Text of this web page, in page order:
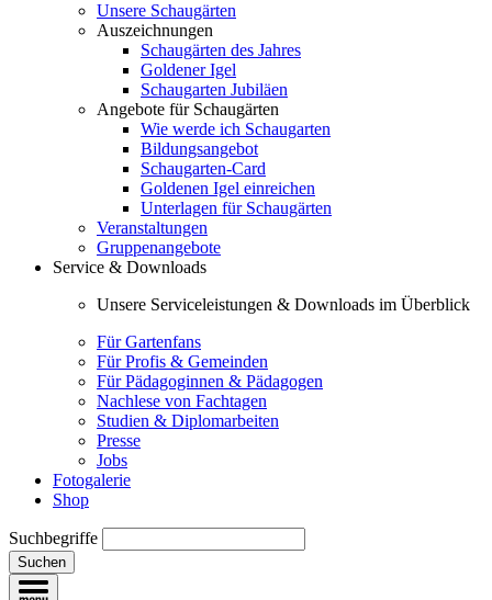
Unsere Schaugärten
Auszeichnungen
Schaugärten des Jahres
Goldener Igel
Schaugarten Jubiläen
Angebote für Schaugärten
Wie werde ich Schaugarten
Bildungsangebot
Schaugarten-Card
Goldenen Igel einreichen
Unterlagen für Schaugärten
Veranstaltungen
Gruppenangebote
Service & Downloads
Unsere Serviceleistungen & Downloads im Überblick
Für Gartenfans
Für Profis & Gemeinden
Für Pädagoginnen & Pädagogen
Nachlese von Fachtagen
Studien & Diplomarbeiten
Presse
Jobs
Fotogalerie
Shop
Suchbegriffe
Suchen